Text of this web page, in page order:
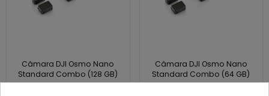
Câmara DJI Osmo Nano
Standard Combo (128 GB)
Câmara DJI Osmo Nano
Standard Combo (64 GB)